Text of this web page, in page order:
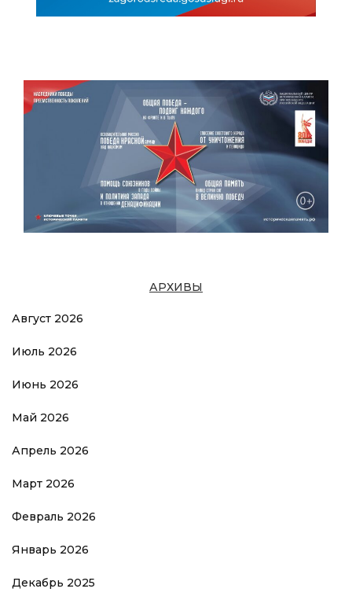
АРХИВЫ
Август 2026
Июль 2026
Июнь 2026
Май 2026
Апрель 2026
Март 2026
Февраль 2026
Январь 2026
Декабрь 2025